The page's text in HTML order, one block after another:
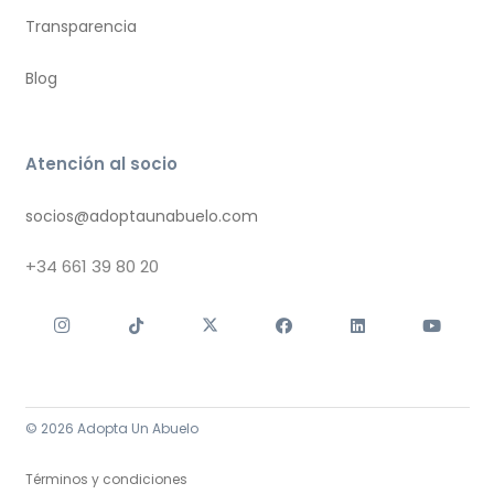
Transparencia
Blog
Atención al socio
socios@adoptaunabuelo.com
+34 661 39 80 20
© 2026 Adopta Un Abuelo
Términos y condiciones